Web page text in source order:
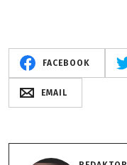
FACEBOOK
EMAIL